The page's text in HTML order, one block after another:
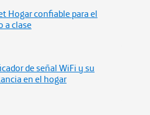
Hogar confiable para el
a clase
de señal WiFi y su
en el hogar